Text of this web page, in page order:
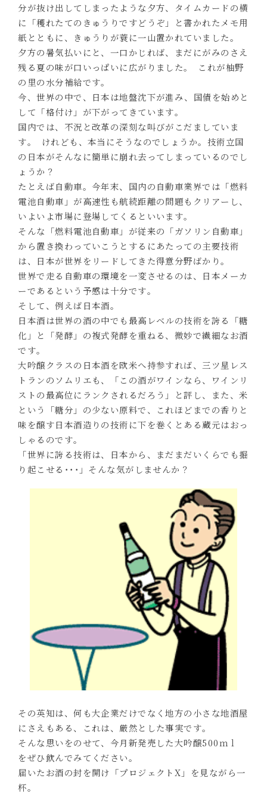
分が抜け出してしまったような夕方、タイムカードの横
に「穫れたてのきゅうりですどうぞ」と書かれたメモ用
紙とともに、きゅうりが蓑に一山置かれていました。
夕方の暑気払いにと、一口かじれば、まだにがみのさえ
残る夏の味が口いっぱいに広がりました｡ これが柚野
の里の水分補給です｡
今、世界の中で、日本は地盤沈下が進み、国債を始めと
して「格付け」が下がってきています｡
国内では、不況と改革の深刻な叫びがこだましていま
す｡ けれども、本当にそうなのでしょうか。技術立国
の日本がそんなに簡単に崩れ去ってしまっているのでし
ょうか？
たとえば自動車。今年末、国内の自動車業界では「燃料
電池自動車」が高速性も航続距離の問題もクリアーし、
いよいよ市場に登場してくるといいます｡
そんな「燃料電池自動車」が従来の「ガソリン自動車」
から置き換わっていこうとするにあたっての主要技術
は、日本が世界をリードしてきた得意分野ばかり。
世界で走る自動車の環境を一変させるのは、日本メーカ
ーであるという予感は十分です｡
そして、例えば日本酒。
日本酒は世界の酒の中でも最高レベルの技術を誇る「糖
化」と「発酵」の複式発酵を重ねる、微妙で繊細なお酒
です｡
大吟醸クラスの日本酒を欧米へ持参すれば、三ツ星レス
トランのソムリエも、「この酒がワインなら、ワインリ
ストの最高位にランクされるだろう」と評し、また、米
という「糖分」の少ない原料で、これほどまでの香りと
味を醸す日本酒造りの技術に下を巻くとある蔵元はおっ
しゃるのです｡
「世界に誇る技術は、日本から、まだまだいくらでも掘
り起こせる･･･」そんな気がしませんか？
その英知は、何も大企業だけでなく地方の小さな地酒屋
にさえもある、これは、厳然とした事実です｡
そんな思いをのせて、今月新発売した大吟醸500ｍｌ
をぜひ飲んでみてください｡
届いたお酒の封を開け「プロジェクトX」を見ながら一
杯。